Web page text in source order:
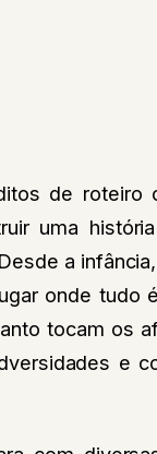
de roteiro
uma
a
onde tudo
tocam os
e